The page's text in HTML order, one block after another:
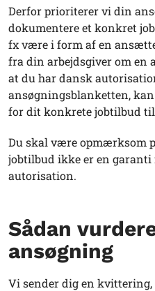
Derfor prioriterer vi din
dokumentere et konkret
fx være i form af en
fra din arbejdsgiver om en
at du har dansk
ansøgningsblanketten,
for dit konkrete jobtilbud til
Du skal være opmærksom
jobtilbud ikke er en
autorisation.
Sådan
ansøgning
Vi sender dig en